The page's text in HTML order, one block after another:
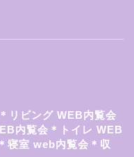
リビング WEB内覧会
内覧会＊トイレ WEB
寝室 web内覧会＊収